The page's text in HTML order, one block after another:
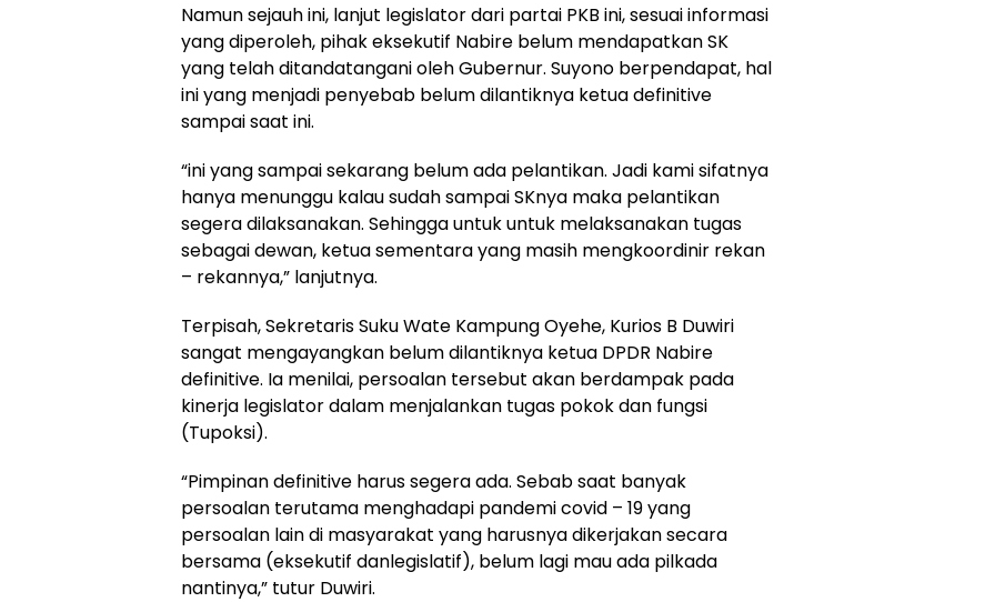
Namun sejauh ini, lanjut legislator dari partai PKB ini, sesuai informasi
yang diperoleh, pihak eksekutif Nabire belum mendapatkan SK
yang telah ditandatangani oleh Gubernur. Suyono berpendapat, hal
ini yang menjadi penyebab belum dilantiknya ketua definitive
sampai saat ini.
“ini yang sampai sekarang belum ada pelantikan. Jadi kami sifatnya
hanya menunggu kalau sudah sampai SKnya maka pelantikan
segera dilaksanakan. Sehingga untuk untuk melaksanakan tugas
sebagai dewan, ketua sementara yang masih mengkoordinir rekan
– rekannya,” lanjutnya.
Terpisah, Sekretaris Suku Wate Kampung Oyehe, Kurios B Duwiri
sangat mengayangkan belum dilantiknya ketua DPDR Nabire
definitive. Ia menilai, persoalan tersebut akan berdampak pada
kinerja legislator dalam menjalankan tugas pokok dan fungsi
(Tupoksi).
“Pimpinan definitive harus segera ada. Sebab saat banyak
persoalan terutama menghadapi pandemi covid – 19 yang
persoalan lain di masyarakat yang harusnya dikerjakan secara
bersama (eksekutif danlegislatif), belum lagi mau ada pilkada
nantinya,” tutur Duwiri.